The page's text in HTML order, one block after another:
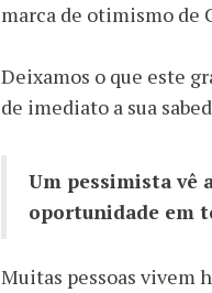
marca de otimismo de
Deixamos o que este
de imediato a sua
Um pessimista vê
oportunidade em
Muitas pessoas vivem